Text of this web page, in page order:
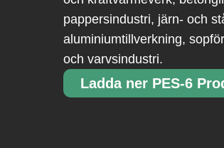
pappersindustri, järn- och
aluminiumtillverkning,
och varvsindustri.
Ladda ner PES-6